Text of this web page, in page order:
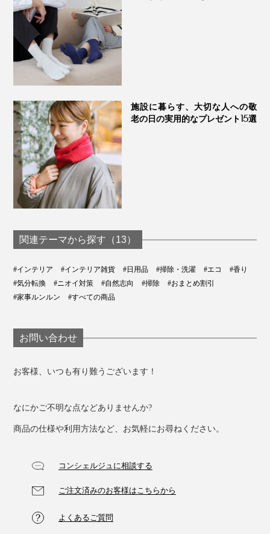
VANILLA＋COCONUT
（バニラ+ココナッツ）
ココナッツの甘い香りと、温かく濃厚なバニラビーンが
オーストラリアの海辺を想わせます。
ベルガモット、ココナッツエキス、オレンジ
施設に暮らす、大切な人への敬
老の日の実用的なプレゼント15選
関連テーマから探す（13）
#インテリア #インテリア雑貨 #日用品 #掃除・洗濯 #エコ
#香り
#気分転換
#ニオイ対策 #自然志向 #掃除
#おまとめ割引
#家事ルンルン
#すべての商品
お問い合わせ
お客様、いつも有り難うございます！
なにかご不明な点などありませんか?
商品の仕様や利用方法など、お気軽にお尋ねください。
コンシェルジュに相談する
ご注文済みのお客様はこちらから
よくあるご質問